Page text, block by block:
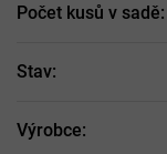
Počet kusů v sadě:
Stav:
Výrobce: